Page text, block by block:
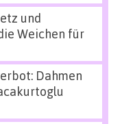
und
Weichen für
Dahmen